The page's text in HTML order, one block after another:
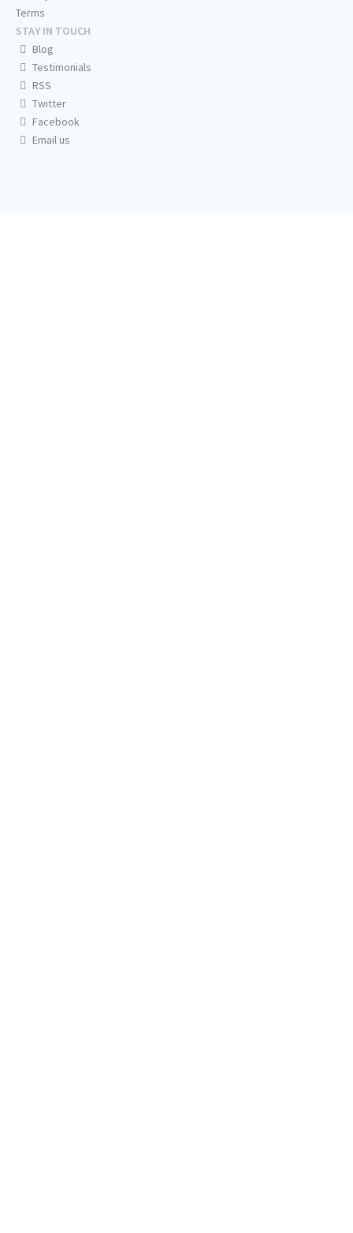
Terms
STAY IN TOUCH
Blog
Testimonials
RSS
Twitter
Facebook
Email us